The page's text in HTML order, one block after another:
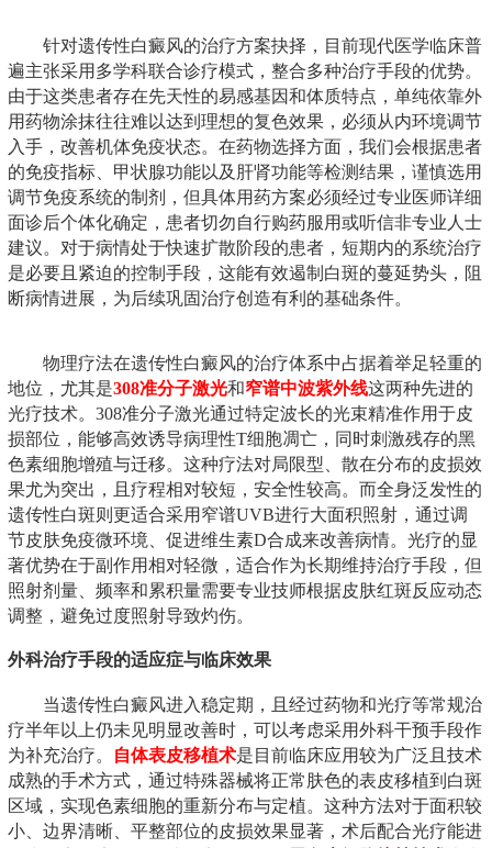
针对遗传性白癜风的治疗方案抉择，目前现代医学临床普
遍主张采用多学科联合诊疗模式，整合多种治疗手段的优势。
由于这类患者存在先天性的易感基因和体质特点，单纯依靠外
用药物涂抹往往难以达到理想的复色效果，必须从内环境调节
入手，改善机体免疫状态。在药物选择方面，我们会根据患者
的免疫指标、甲状腺功能以及肝肾功能等检测结果，谨慎选用
调节免疫系统的制剂，但具体用药方案必须经过专业医师详细
面诊后个体化确定，患者切勿自行购药服用或听信非专业人士
建议。对于病情处于快速扩散阶段的患者，短期内的系统治疗
是必要且紧迫的控制手段，这能有效遏制白斑的蔓延势头，阻
断病情进展，为后续巩固治疗创造有利的基础条件。
物理疗法在遗传性白癜风的治疗体系中占据着举足轻重的
地位，尤其是308准分子激光和窄谱中波紫外线这两种先进的
光疗技术。308准分子激光通过特定波长的光束精准作用于皮
损部位，能够高效诱导病理性T细胞凋亡，同时刺激残存的黑
色素细胞增殖与迁移。这种疗法对局限型、散在分布的皮损效
果尤为突出，且疗程相对较短，安全性较高。而全身泛发性的
遗传性白斑则更适合采用窄谱UVB进行大面积照射，通过调
节皮肤免疫微环境、促进维生素D合成来改善病情。光疗的显
著优势在于副作用相对轻微，适合作为长期维持治疗手段，但
照射剂量、频率和累积量需要专业技师根据皮肤红斑反应动态
调整，避免过度照射导致灼伤。
外科治疗手段的适应症与临床效果
当遗传性白癜风进入稳定期，且经过药物和光疗等常规治
疗半年以上仍未见明显改善时，可以考虑采用外科干预手段作
为补充治疗。
自体表皮移植术是目前临床应用较为广泛且技术
成熟的手术方式，通过特殊器械将正常肤色的表皮移植到白斑
区域，实现色素细胞的重新分布与定植。这种方法对于面积较
小、边界清晰、平整部位的皮损效果显著，术后配合光疗能进